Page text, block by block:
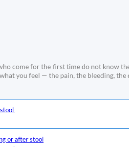
come for the first time do not know the
you feel — the pain, the bleeding, the
or after stool